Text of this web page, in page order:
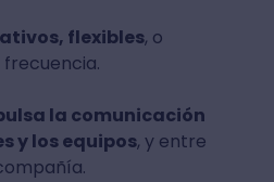
flexibles, o
la comunicación
y los equipos, y entre